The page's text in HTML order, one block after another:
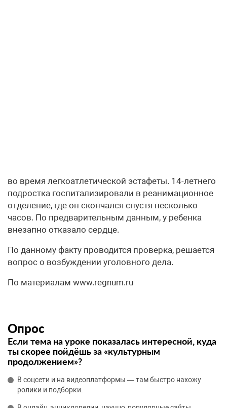
во время легкоатлетической эстафеты. 14-летнего
подростка госпитализировали в реанимационное
отделение, где он скончался спустя несколько
часов. По предварительным данным, у ребенка
внезапно отказало сердце.
По данному факту проводится проверка, решается
вопрос о возбуждении уголовного дела.
По материалам www.regnum.ru
Опрос
Если тема на уроке показалась интересной, куда
ты скорее пойдёшь за «культурным
продолжением»?
В соцсети и на видеоплатформы — там быстро нахожу
ролики и подборки.